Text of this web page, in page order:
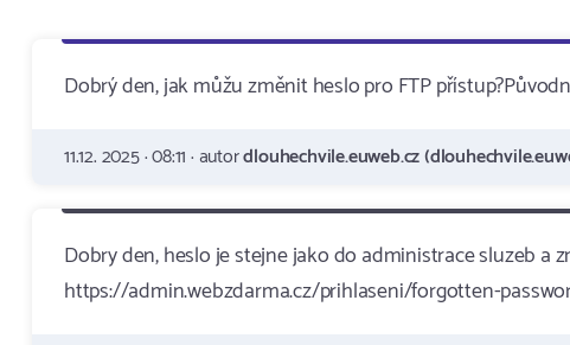
Dobrý den, jak můžu změnit heslo pro FTP
11.12. 2025 · 08:11 · autordlouhechvile.euweb.cz
Dobry den, heslo je stejne jako do administrace sluzeb a
https://admin.webzdarma.cz/prihlaseni/forgotten-